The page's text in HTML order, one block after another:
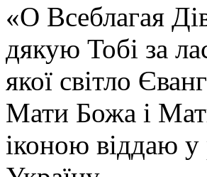
«О Всеблагая
дякую Тобі за
якої світло
Мати Божа і
іконою віддаю